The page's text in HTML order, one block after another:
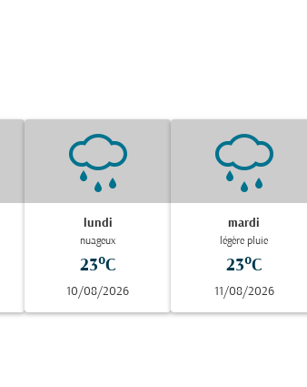
lundi
nuageux
23°C
10/08/2026
mardi
légère pluie
23°C
11/08/2026